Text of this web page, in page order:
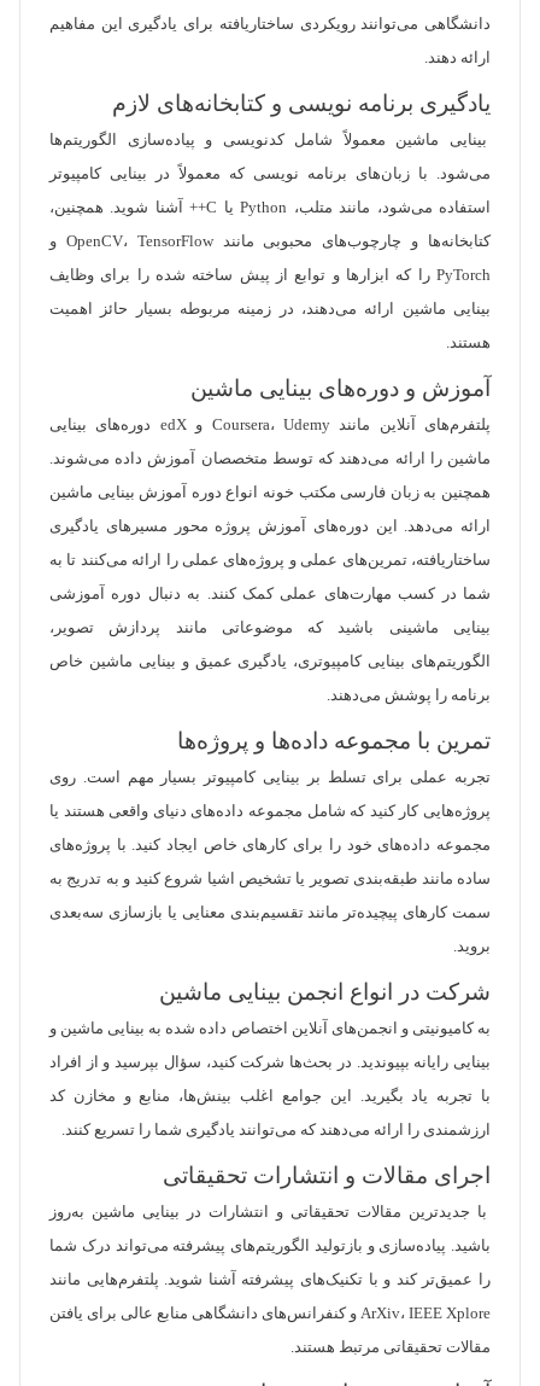
دانشگاهی می‌توانند رویکردی ساختاریافته برای یادگیری این مفاهیم
ارائه دهند.
یادگیری برنامه نویسی و کتابخانه‌های لازم
بینایی ماشین معمولاً شامل کدنویسی و پیاده‌سازی الگوریتم‌ها
می‌شود. با زبان‌های برنامه نویسی که معمولاً در بینایی کامپیوتر
استفاده می‌شود، مانند متلب، Python یا C++ آشنا شوید. همچنین،
کتابخانه‌ها و چارچوب‌های محبوبی مانند OpenCV، TensorFlow و
PyTorch را که ابزارها و توابع از پیش ساخته شده را برای وظایف
بینایی ماشین ارائه می‌دهند، در زمینه مربوطه بسیار حائز اهمیت
هستند.
آموزش و دوره‌های بینایی ماشین
پلتفرم‌های آنلاین مانند Coursera، Udemy و edX دوره‌های بینایی
ماشین را ارائه می‌دهند که توسط متخصصان آموزش داده می‌شوند.
همچنین به زبان فارسی مکتب خونه انواع دوره آموزش بینایی ماشین
ارائه می‌دهد. این دوره‌های آموزش پروژه محور مسیرهای یادگیری
ساختاریافته، تمرین‌های عملی و پروژه‌های عملی را ارائه می‌کنند تا به
شما در کسب مهارت‌های عملی کمک کنند. به دنبال دوره آموزشی
بینایی ماشینی باشید که موضوعاتی مانند پردازش تصویر،
الگوریتم‌های بینایی کامپیوتری، یادگیری عمیق و بینایی ماشین خاص
برنامه را پوشش می‌دهند.
تمرین با مجموعه داده‌ها و پروژه‌ها
تجربه عملی برای تسلط بر بینایی کامپیوتر بسیار مهم است. روی
پروژه‌هایی کار کنید که شامل مجموعه داده‌های دنیای واقعی هستند یا
مجموعه داده‌های خود را برای کارهای خاص ایجاد کنید. با پروژه‌های
ساده مانند طبقه‌بندی تصویر یا تشخیص اشیا شروع کنید و به تدریج به
سمت کارهای پیچیده‌تر مانند تقسیم‌بندی معنایی یا بازسازی سه‌بعدی
بروید.
شرکت در انواع انجمن‌ بینایی ماشین
به کامیونیتی و انجمن‌های آنلاین اختصاص داده شده به بینایی ماشین و
بینایی رایانه بپیوندید. در بحث‌ها شرکت کنید، سؤال بپرسید و از افراد
با تجربه یاد بگیرید. این جوامع اغلب بینش‌ها، منابع و مخازن کد
ارزشمندی را ارائه می‌دهند که می‌توانند یادگیری شما را تسریع کنند.
اجرای مقالات و انتشارات تحقیقاتی
با جدیدترین مقالات تحقیقاتی و انتشارات در بینایی ماشین به‌روز
باشید. پیاده‌سازی و بازتولید الگوریتم‌های پیشرفته می‌تواند درک شما
را عمیق‌تر کند و با تکنیک‌های پیشرفته آشنا شوید. پلتفرم‌هایی مانند
ArXiv، IEEE Xplore و کنفرانس‌های دانشگاهی منابع عالی برای یافتن
مقالات تحقیقاتی مرتبط هستند.